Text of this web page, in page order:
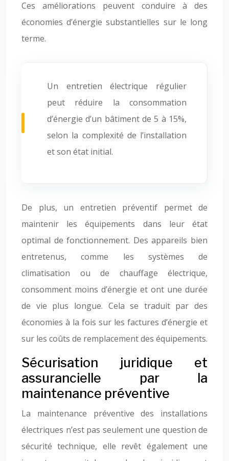
Ces améliorations peuvent conduire à des
économies d’énergie substantielles sur le long
terme.
Un entretien électrique régulier
peut réduire la consommation
d’énergie d’un bâtiment de 5 à 15%,
selon la complexité de l’installation
et son état initial.
De plus, un entretien préventif permet de
maintenir les équipements dans leur état
optimal de fonctionnement. Des appareils bien
entretenus, comme les systèmes de
climatisation ou de chauffage électrique,
consomment moins d’énergie et ont une durée
de vie plus longue. Cela se traduit par des
économies à la fois sur les factures d’énergie et
sur les coûts de remplacement des équipements.
Sécurisation juridique et
assurancielle par la
maintenance préventive
La maintenance préventive des installations
électriques n’est pas seulement une question de
sécurité technique, elle revêt également une